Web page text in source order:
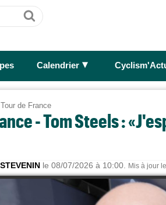
Ok
Calendrier ►
Tour de France
- Tom Steels :
le 08/07/2026 à 10:00. Mis à jour